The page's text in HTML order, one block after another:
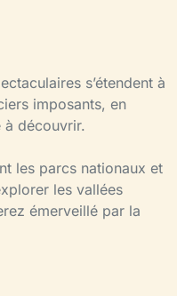
s’étendent à
imposants, en
à découvrir.
les parcs nationaux et
les vallées
émerveillé par la